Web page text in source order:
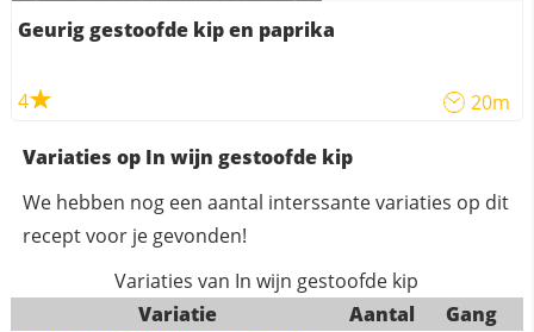
Geurig gestoofde kip en paprika
4 20m
Variaties op In wijn gestoofde kip
We hebben nog een aantal interssante variaties op dit
recept voor je gevonden!
Variaties van In wijn gestoofde kip
Variatie
Aantal
Gang